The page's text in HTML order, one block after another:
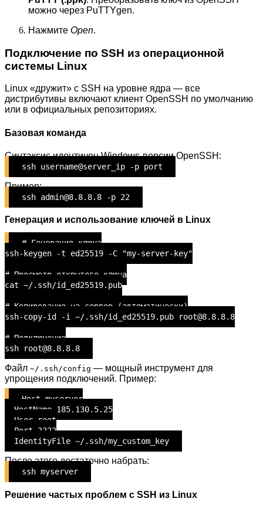
можно через PuTTYgen.
Нажмите Open.
Подключение по SSH из операционной
системы Linux
Linux «дружит» с SSH на уровне ядра — все
дистрибутивы включают клиент OpenSSH по умолчанию
или в официальных репозиториях.
Базовая команда
Синтаксис идентичен Windows-версии OpenSSH:
ssh username@server_ip -p port
Пример:
ssh admin@8.8.8.8 -p 22
Генерация и использование ключей в Linux
# Генерация ключа
ssh-keygen -t ed25519 -C "my-server-key"
# Просмотр открытого ключа
cat ~/.ssh/id_ed25519.pub
# Копирование на сервер (автоматически)
ssh-copy-id -i ~/.ssh/id_ed25519.pub root@8.8.8.8
# Подключение
ssh root@8.8.8.8
Файл ~/.ssh/config — мощный инструмент для
упрощения подключений. Пример:
Host myserver
HostName 185.130.5.25
User root
Port 2222
IdentityFile ~/.ssh/my_custom_key
После этого достаточно набрать:
ssh myserver
Решение частых проблем с SSH из Linux